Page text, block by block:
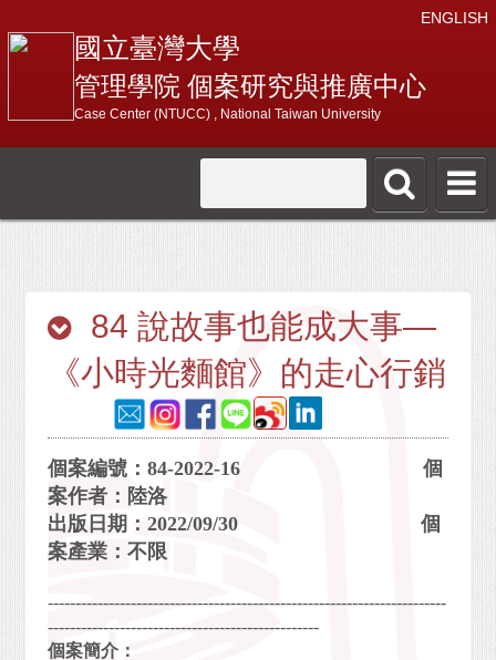
ENGLISH
國立臺灣大學
管理學院 個案研究與推廣中心
Case Center (NTUCC) , National Taiwan University
84 說故事也能成大事—
《小時光麵館》的走心行銷
個案編號：84-2022-16 個
案作者：陸洛
出版日期：2022/09/30 個
案產業：不限
------------------------------------------------------------------------
-------------------------------------------------
個案簡介：